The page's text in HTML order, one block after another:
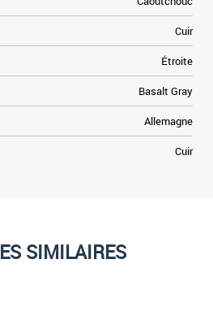
Cuir
Étroite
Basalt Gray
Allemagne
Cuir
SIMILAIRES